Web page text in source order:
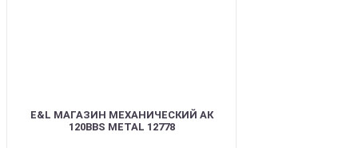
E&L МАГАЗИН МЕХАНИЧЕСКИЙ АК
120BBS METAL 12778